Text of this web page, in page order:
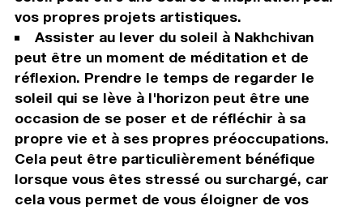
vos propres projets artistiques.
Assister au lever du soleil à Nakhchivan
peut être un moment de méditation et de
réflexion. Prendre le temps de regarder le
soleil qui se lève à l'horizon peut être une
occasion de se poser et de réfléchir à sa
propre vie et à ses propres préoccupations.
Cela peut être particulièrement bénéfique
lorsque vous êtes stressé ou surchargé, car
cela vous permet de vous éloigner de vos